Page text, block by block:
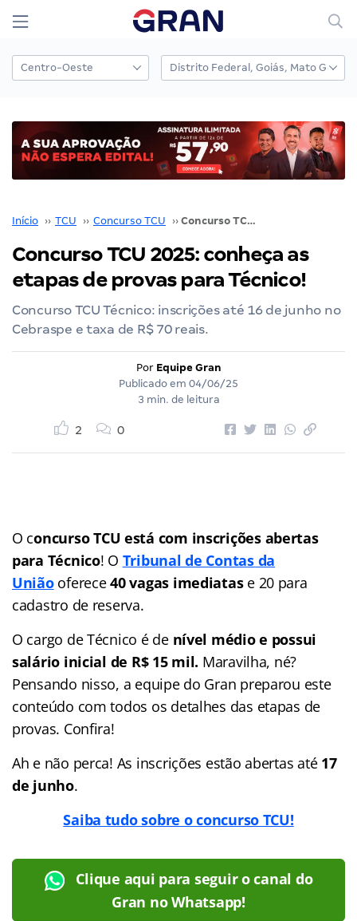
Início ›› TCU ›› Concurso TCU ›› Concurso TCU 2025: conheça as etapas de provas para Técnico!
Concurso TCU 2025: conheça as
etapas de provas para Técnico!
Concurso TCU Técnico: inscrições até 16 de junho no
Cebraspe e taxa de R$ 70 reais.
Por Equipe Gran
Publicado em 04/06/25
3 min. de leitura
2 0
O concurso TCU está com inscrições abertas
para Técnico! O Tribunal de Contas da
Uniãooferece40 vagas imediatase 20 para
cadastro de reserva.
O cargo de Técnico é de nível médio e possui
salário inicial de R$ 15 mil. Maravilha, né?
Pensando nisso, a equipe do Gran preparou este
conteúdo com todos os detalhes das etapas de
provas. Confira!
Ah e não perca! As inscrições estão abertas até 17
de junho.
Saiba tudo sobre o concurso TCU!
Clique aqui para seguir o canal do
Gran no Whatsapp!